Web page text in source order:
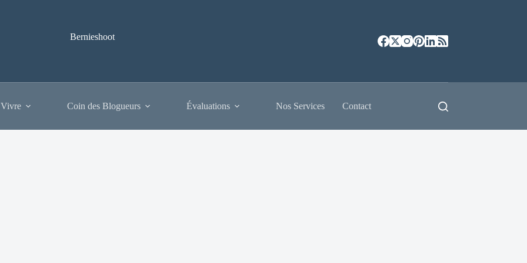
Bernieshoot
Coin des Blogueurs Évaluations Nos Services Contact